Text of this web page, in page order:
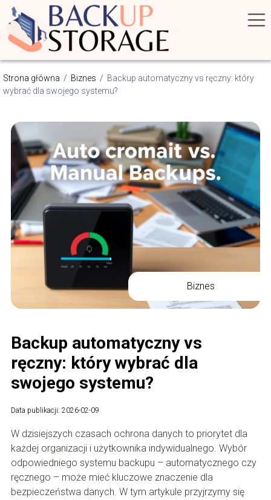
Strona główna / Biznes / Backup automatyczny vs ręczny: który
wybrać dla swojego systemu?
Biznes
Backup automatyczny vs
ręczny: który wybrać dla
swojego systemu?
Data publikacji: 2026-02-09
W dzisiejszych czasach ochrona danych to priorytet dla
każdej organizacji i użytkownika indywidualnego. Wybór
odpowiedniego systemu backupu – automatycznego czy
ręcznego – może mieć kluczowe znaczenie dla
bezpieczeństwa danych. W tym artykule przyjrzymy się